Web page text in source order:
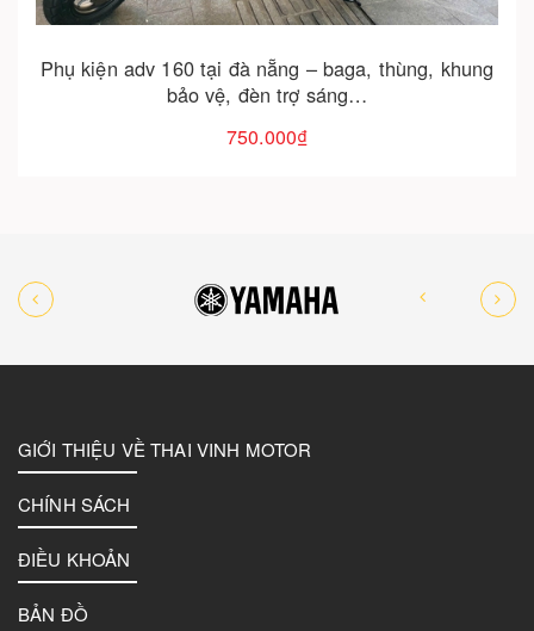
Phụ kiện adv 160 tại đà nẵng – baga, thùng, khung
bảo vệ, đèn trợ sáng…
750.000₫
GIỚI THIỆU VỀ THAI VINH MOTOR
CHÍNH SÁCH
ĐIỀU KHOẢN
BẢN ĐỒ